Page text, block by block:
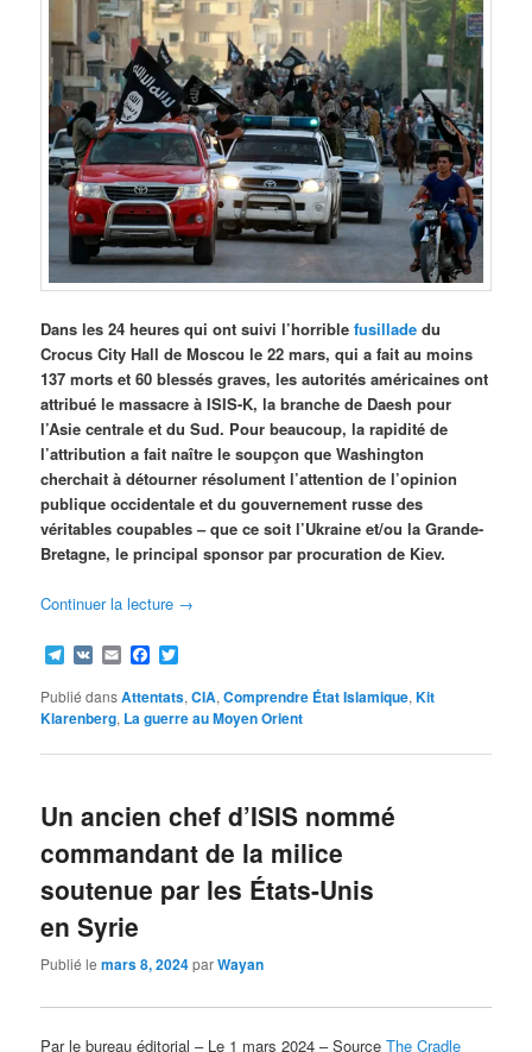
Dans les 24 heures qui ont suivi l’horriblefusillade du
Crocus City Hall de Moscou le 22 mars, qui a fait au moins
137 morts et 60 blessés graves, les autorités américaines ont
attribué le massacre à ISIS-K, la branche de Daesh pour
l’Asie centrale et du Sud. Pour beaucoup, la rapidité de
l’attribution a fait naître le soupçon que Washington
cherchait à détourner résolument l’attention de l’opinion
publique occidentale et du gouvernement russe des
véritables coupables – que ce soit l’Ukraine et/ou la Grande-
Bretagne, le principal sponsor par procuration de Kiev.
Continuer la lecture →
Telegram
VK EmailFacebook
Publié dansAttentats,CIA,Comprendre État Islamique,Kit
Klarenberg, La guerre au Moyen Orient
Un ancien chef d’ISIS nommé
commandant de la milice
soutenue par les États-Unis
en Syrie
Publié lemars 8, 2024parWayan
Par le bureau éditorial – Le 1 mars 2024 – SourceThe Cradle